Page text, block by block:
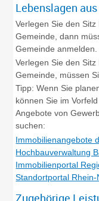
Lebenslagen
Verlegen Sie den
Gemeinde, dann
Gemeinde anmelden.
Verlegen Sie den
Gemeinde, müssen
Tipp: Wenn Sie
können Sie im
Angebote von
suchen:
Immobilienangebote
Hochbauverwaltung
Immobilienportal
Standortportal Rhein-
Zugehörige